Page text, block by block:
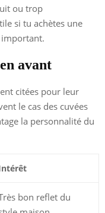
ou trop
si tu achètes une
avant
citées pour leur
le cas des cuvées
la personnalité du
bon reflet du